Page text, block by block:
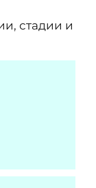
стадии и